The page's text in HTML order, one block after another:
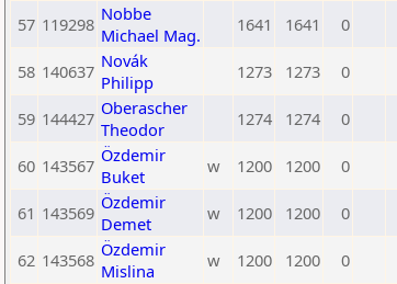
57 119298 Nobbe
Michael Mag.
1641 1641 0
58 140637 Novák
Philipp
1273 1273 0
59 144427 Oberascher
Theodor
1274 1274 0
60 143567 Özdemir
Buket
w 1200 1200 0
61 143569 Özdemir
Demet
w 1200 1200 0
62 143568 Özdemir
Mislina
w 1200 1200 0